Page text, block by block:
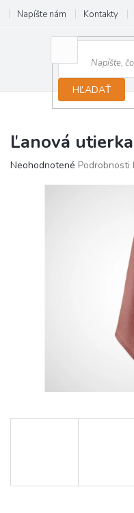
Napíšte nám Kontakty
HĽADAŤ
Ľanová
Priemerné
Neohodnotené Podrobnosti